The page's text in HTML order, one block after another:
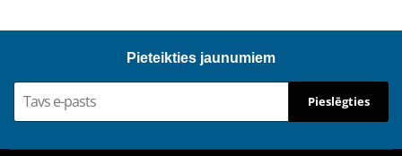
Pieteikties jaunumiem
Pieslēgties